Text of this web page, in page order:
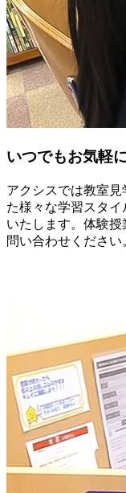
いつでもお気軽
アクシスでは教室
た様々な学習スタ
いたします。体験
問い合わせください